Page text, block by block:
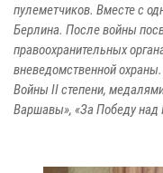
пулеметчиков. Вместе с
Берлина. После войны
правоохранительных
вневедомственной
Войны II степени,
Варшавы», «За Победу над